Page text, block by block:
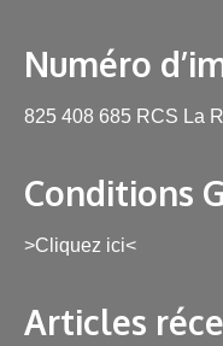
Numéro
825 408 685 RCS La
Conditions
>Cliquez ici<
Articles